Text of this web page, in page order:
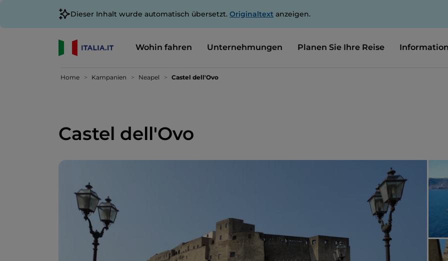
Dieser Inhalt wurde automatisch übersetzt. Originaltext anzeigen.
Wohin fahren Unternehmungen Planen Sie Ihre Reise
Home Kampanien Neapel Castel dell'Ovo
Castel dell'Ovo